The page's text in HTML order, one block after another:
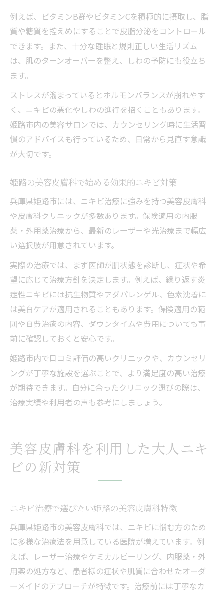
例えば、ビタミンB群やビタミンCを積極的に摂取し、脂
質や糖質を控えめにすることで皮脂分泌をコントロール
できます。また、十分な睡眠と規則正しい生活リズム
は、肌のターンオーバーを整え、しわの予防にも役立ち
ます。
ストレスが溜まっているとホルモンバランスが崩れやす
く、ニキビの悪化やしわの進行を招くこともあります。
姫路市内の美容サロンでは、カウンセリング時に生活習
慣のアドバイスも行っているため、日常から見直す意識
が大切です。
姫路の美容皮膚科で始める効果的ニキビ対策
兵庫県姫路市には、ニキビ治療に強みを持つ美容皮膚科
や皮膚科クリニックが多数あります。保険適用の内服
薬・外用薬治療から、最新のレーザーや光治療まで幅広
い選択肢が用意されています。
実際の治療では、まず医師が肌状態を診断し、症状や希
望に応じて治療方針を決定します。例えば、繰り返す炎
症性ニキビには抗生物質やアダパレンゲル、色素沈着に
は美白ケアが適用されることもあります。保険適用の範
囲や自費治療の内容、ダウンタイムや費用についても事
前に確認しておくと安心です。
姫路市内で口コミ評価の高いクリニックや、カウンセリ
ングが丁寧な施設を選ぶことで、より満足度の高い治療
が期待できます。自分に合ったクリニック選びの際は、
治療実績や利用者の声も参考にしましょう。
美容皮膚科を利用した大人ニキ
ビの新対策
ニキビ治療で選びたい姫路の美容皮膚科特徴
兵庫県姫路市の美容皮膚科では、ニキビに悩む方のため
に多様な治療法を用意している医院が増えています。例
えば、レーザー治療やケミカルピーリング、内服薬・外
用薬の処方など、患者様の症状や肌質に合わせたオーダ
ーメイドのアプローチが特徴です。治療前には丁寧なカ